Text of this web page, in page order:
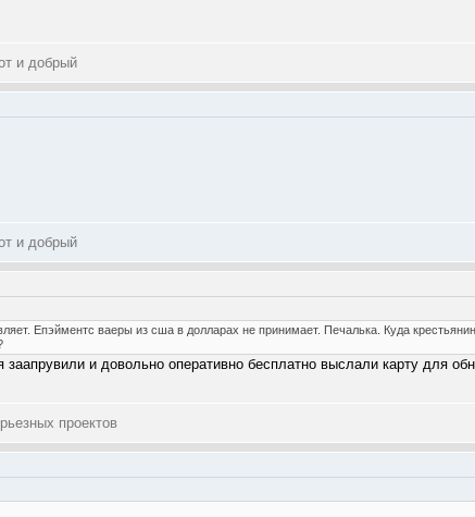
и добрый
и добрый
Епэйментс ваеры из сша в долларах не принимает. Печалька. Куда
и довольно оперативно бесплатно выслали карту для
проектов